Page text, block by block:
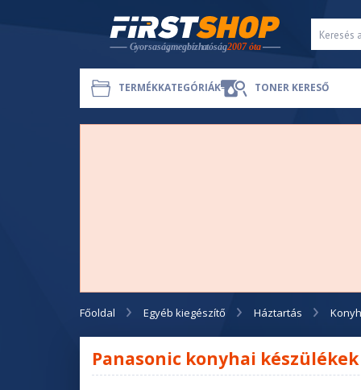
TERMÉKKATEGÓRIÁK TONER KERESŐ
Főoldal Egyéb kiegészítő Háztartás
Panasonic konyhai készülékek